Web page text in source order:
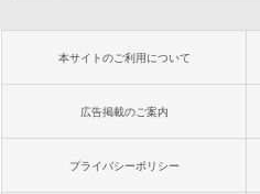
本サイトのご利用について
広告掲載のご案内
プライバシーポリシー